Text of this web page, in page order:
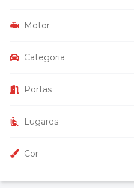
Motor
Categoria
Portas
Lugares
Cor